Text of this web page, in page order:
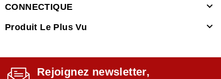
CONNECTIQUE 
Produit Le Plus Vu 
Rejoignez newsletter,